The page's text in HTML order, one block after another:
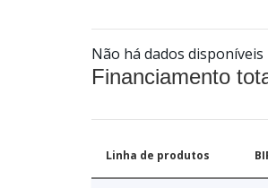
Não há dados disponíveis
Financiamento
Linha de produtos